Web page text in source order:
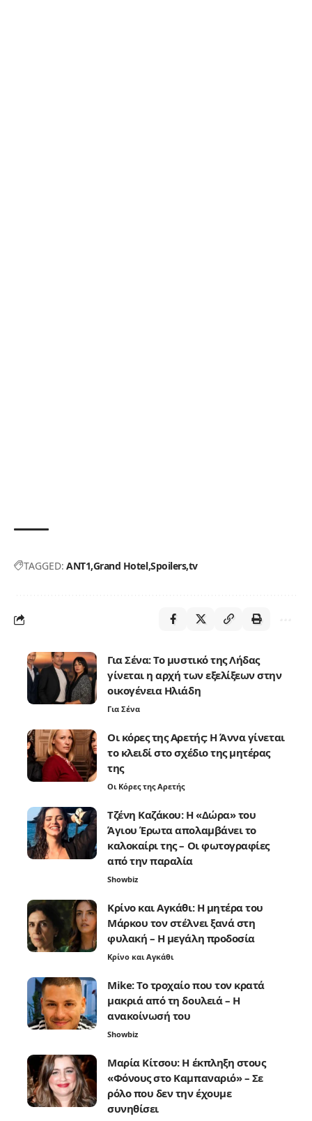
TAGGED: ANT1 Grand HotelSpoilerstv
Για Σένα: Το μυστικό της Λήδας
γίνεται η αρχή των εξελίξεων στην
οικογένεια Ηλιάδη
Για Σένα
Οι κόρες της Αρετής: Η Άννα γίνεται
το κλειδί στο σχέδιο της μητέρας
της
Οι Κόρες της Αρετής
Τζένη Καζάκου: Η «Δώρα» του
Άγιου Έρωτα απολαμβάνει το
καλοκαίρι της – Οι φωτογραφίες
από την παραλία
Showbiz
Κρίνο και Αγκάθι: Η μητέρα του
Μάρκου τον στέλνει ξανά στη
φυλακή – Η μεγάλη προδοσία
Κρίνο και Αγκάθι
Mike: Το τροχαίο που τον κρατά
μακριά από τη δουλειά – Η
ανακοίνωσή του
Showbiz
Μαρία Κίτσου: Η έκπληξη στους
«Φόνους στο Καμπαναριό» – Σε
ρόλο που δεν την έχουμε
συνηθίσει